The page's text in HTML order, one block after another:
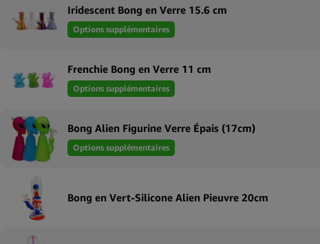
Iridescent Bong en Verre 15.6 cm
Options supplémentaires
Frenchie Bong en Verre 11 cm
Options supplémentaires
Bong Alien Figurine Verre Épais (17cm)
Options supplémentaires
Bong en Vert-Silicone Alien Pieuvre 20cm